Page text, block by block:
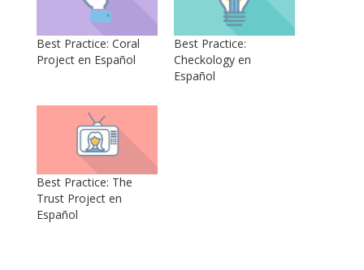
Best Practice: Coral
Project en Español
Best Practice:
Checkology en
Español
Best Practice: The
Trust Project en
Español